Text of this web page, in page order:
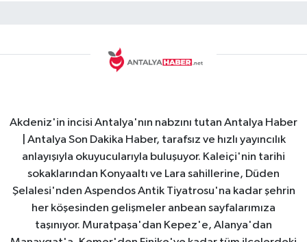
Akdeniz'in incisi Antalya'nın nabzını tutan Antalya Haber
| Antalya Son Dakika Haber, tarafsız ve hızlı yayıncılık
anlayışıyla okuyucularıyla buluşuyor. Kaleiçi'nin tarihi
sokaklarından Konyaaltı ve Lara sahillerine, Düden
Şelalesi'nden Aspendos Antik Tiyatrosu'na kadar şehrin
her köşesinden gelişmeler anbean sayfalarımıza
taşınıyor. Muratpaşa'dan Kepez'e, Alanya'dan